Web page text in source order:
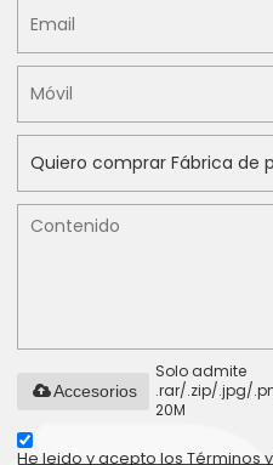
Solo admite
.rar/.zip/.jpg/
20M
Accesorios
He leido y acepto los Términos